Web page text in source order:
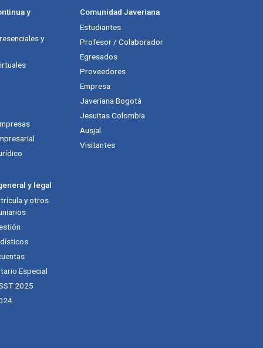
y
y
Comunidad Javeriana
Estudiantes
Profesor / Colaborador
Egresados
Proveedores
Empresa
Javeriana Bogotá
Jesuitas Colombia
Ausjal
Visitantes
y legal
y otros
Especial
2025